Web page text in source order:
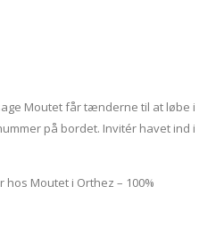
Moutet får tænderne til at løbe i
på bordet. Invitér havet ind i
Moutet i Orthez – 100%